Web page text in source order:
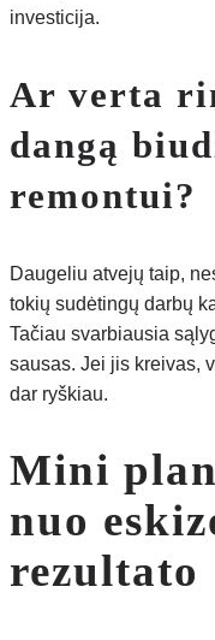
investicija.
Ar verta
dangą
remontui?
Daugeliu atvejų taip,
tokių sudėtingų darbų
Tačiau svarbiausia
sausas. Jei jis kreivas,
dar ryškiau.
Mini
nuo
rezultato